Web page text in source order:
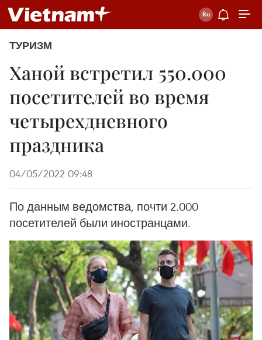
ТУРИЗМ
Ханой встретил 550.000
посетителей во время
четырехдневного
праздника
04/05/2022 09:48
По данным ведомства, почти 2.000
посетителей были иностранцами.